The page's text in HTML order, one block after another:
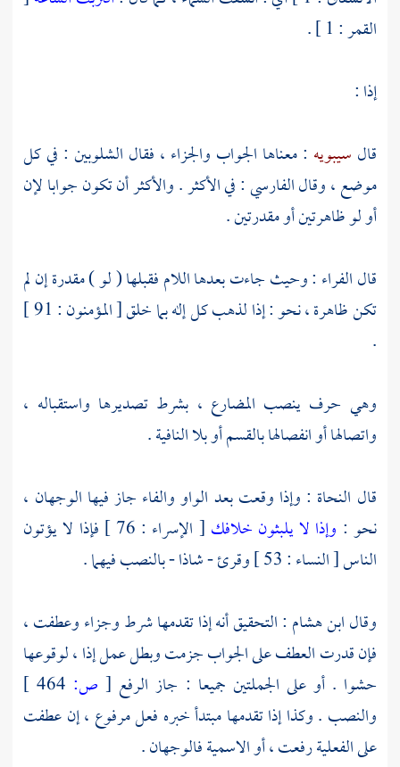
القمر : 1 ] .
إذا :
قال سيبويه : معناها الجواب والجزاء ، فقال الشلوبين : في كل
موضع ، وقالالفارسي: في الأكثر . والأكثر أن تكون جوابا لإن
أو لو ظاهرتين أو مقدرتين .
قالالفراء : وحيث جاءت بعدها اللام فقبلها ( لو ) مقدرة إن لم
تكن ظاهرة ، نحو : إذا لذهب كل إله بما خلق [ المؤمنون : 91 ]
.
وهي حرف ينصب المضارع ، بشرط تصديرها واستقباله ،
واتصالها أو انفصالها بالقسم أو بلا النافية .
قال النحاة : وإذا وقعت بعد الواو والفاء جاز فيها الوجهان ،
نحو : وإذا لا يلبثون خلافك
[ الإسراء : 76 ] فإذا لا يؤتون
الناس [ النساء : 53 ] وقرئ - شاذا - بالنصب فيهما .
وقالابن هشام : التحقيق أنه إذا تقدمها شرط وجزاء وعطفت ،
فإن قدرت العطف على الجواب جزمت وبطل عمل إذا ، لوقوعها
حشوا . أو على الجملتين جميعا : جاز الرفع [ ص:
والنصب . وكذا إذا تقدمها مبتدأ خبره فعل مرفوع ، إن عطفت
على الفعلية رفعت ، أو الاسمية فالوجهان .